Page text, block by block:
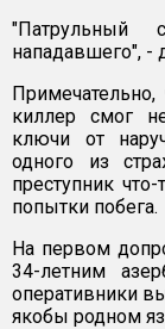
"Патрульный
нападавшего", -
киллер смог
ключи от
одного из
преступник
попытки побега.
На первом
34-летним
оперативники
якобы родном